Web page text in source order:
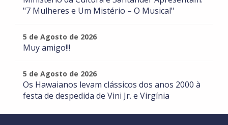
"7 Mulheres e Um Mistério – O Musical"
5 de Agosto de 2026
Muy amigo!!!
5 de Agosto de 2026
Os Hawaianos levam clássicos dos anos 2000 à
festa de despedida de Vini Jr. e Virgínia